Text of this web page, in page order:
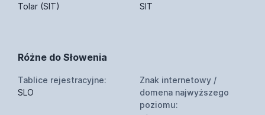
Tolar (SIT)
SIT
Różne do Słowenia
Tablice rejestracyjne:
SLO
Znak internetowy /
domena najwyższego
poziomu: